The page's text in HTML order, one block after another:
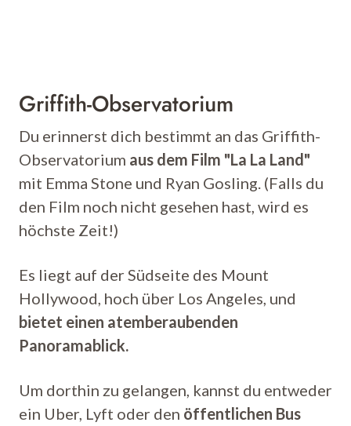
Griffith-Observatorium
Du erinnerst dich bestimmt an das Griffith-
Observatorium aus dem Film "La La Land"
mit Emma Stone und Ryan Gosling. (Falls du
den Film noch nicht gesehen hast, wird es
höchste Zeit!)
Es liegt auf der Südseite des Mount
Hollywood, hoch über Los Angeles, und
bietet einen atemberaubenden
Panoramablick.
Um dorthin zu gelangen, kannst du entweder
ein Uber, Lyft oder den öffentlichen Bus